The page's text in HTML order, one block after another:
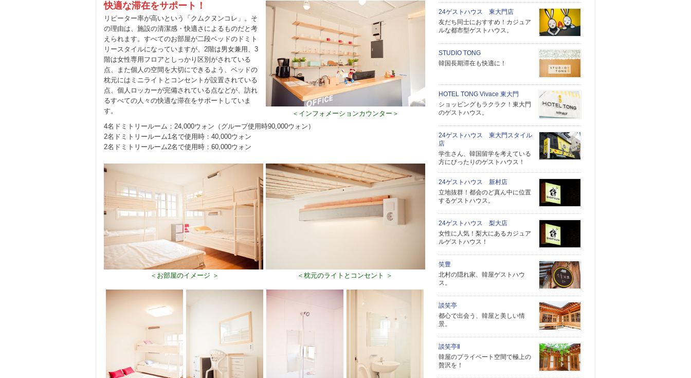
＜インフォメーションカウンター＞
快適な滞在をサポート！
リピーター率が高いという「クムクヌンコレ」。そ
の理由は、施設の清潔感・快適さによるものだと考
えられます。すべてのお部屋が二段ベッドのドミト
リースタイルになっていますが、2階は男女兼用、3
階は女性専用フロアとしっかり区別がされている
点、また個人の空間を大切にできるよう、ベッドの
枕元にはミニライトとコンセントが設置されている
点、個人ロッカーが完備されている点などが、訪れ
るすべての人々の快適な滞在をサポートしていま
す。
4名ドミトリールーム：24,000ウォン（グループ使用時90,000ウォン）
2名ドミトリールーム1名で使用時：40,000ウォン
2名ドミトリールーム2名で使用時：60,000ウォン
＜お部屋のイメージ ＞ ＜枕元のライトとコンセント ＞
24ゲストハウス 東大門店
友だち同士におすすめ！カジュア
ルな都市型ゲストハウス。
STUDIO TONG
韓国長期滞在も快適に！
HOTEL TONG Vivace 東大門
ショッピングもラクラク！東大門
のゲストハウス。
24ゲストハウス 東大門スタイル
店
学生さん、韓国留学を考えている
方にぴったりのゲストハウス！
24ゲストハウス 新村店
立地抜群！都会のど真ん中に位置
するゲストハウス。
24ゲストハウス 梨大店
女性に人気！梨大にあるカジュア
ルゲストハウス！
笑豊
北村の隠れ家、韓屋ゲストハウ
ス。
談笑亭
都心で出会う、韓屋と美しい情
景。
談笑亭Ⅱ
韓屋のプライベート空間で極上の
贅沢を！